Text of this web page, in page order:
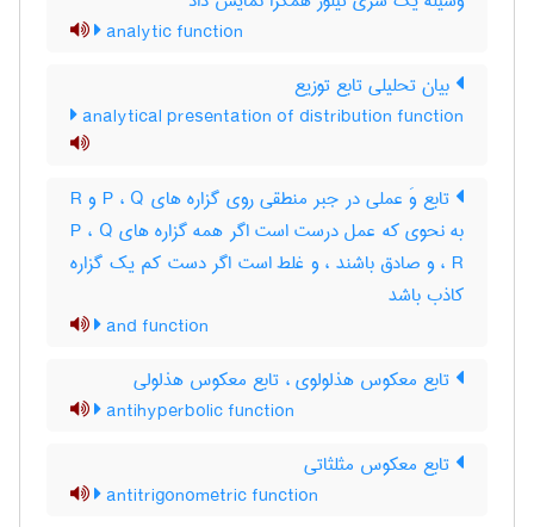
analytic function
بیان تحلیلی تابع توزیع
analytical presentation of distribution function
تابع وَ عملی در جبر منطقی روی گزاره های P ، Q و R
به نحوی که عمل درست است اگر همه گزاره های P ، Q
، R و صادق باشند ، و غلط است اگر دست کم یک گزاره
کاذب باشد
and function
تابع معکوس هذلولوی ، تابع معکوس هذلولی
antihyperbolic function
تابع معکوس مثلثاتی
antitrigonometric function